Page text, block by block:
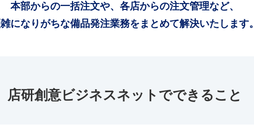
本部からの一括注文や、各店からの注文管理など、
になりがちな備品発注業務をまとめて解決いたします。
店研創意ビジネスネットでできること